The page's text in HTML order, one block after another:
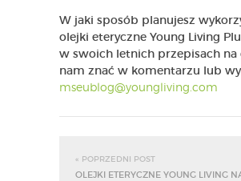
W jaki sposób planujesz
olejki eteryczne Young Living
w swoich letnich przepisach na
nam znać w komentarzu lub
mseublog@youngliving.com
« POPRZEDNI POST
OLEJKI ETERYCZNE YOUNG LIVING